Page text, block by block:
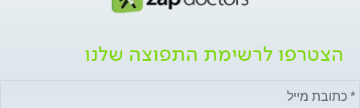
הצטרפו לרשימת התפוצה שלנו